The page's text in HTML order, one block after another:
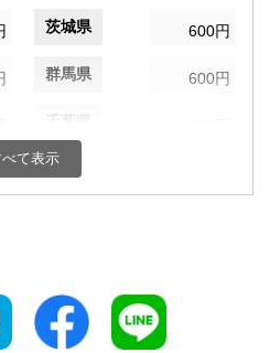
茨城県 600円
群馬県 600円
千葉県
神奈川県
長野県
て表示